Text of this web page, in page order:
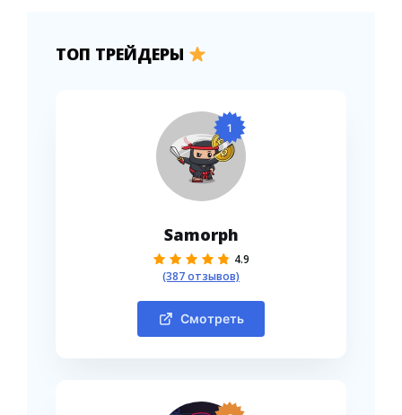
ТОП ТРЕЙДЕРЫ
1
Samorph
4.9
(387 отзывов)
Смотреть